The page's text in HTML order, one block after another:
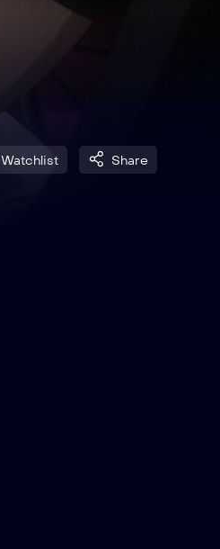
Watchlist Share